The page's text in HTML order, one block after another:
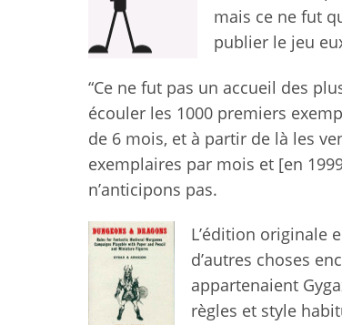
mais ce ne fut
publier le jeu
“Ce ne fut pas un accueil des
écouler les 1000 premiers
de 6 mois, et à partir de là les
exemplaires par mois et [en
n’anticipons pas.
L’édition originale
d’autres choses
appartenaient
règles et style